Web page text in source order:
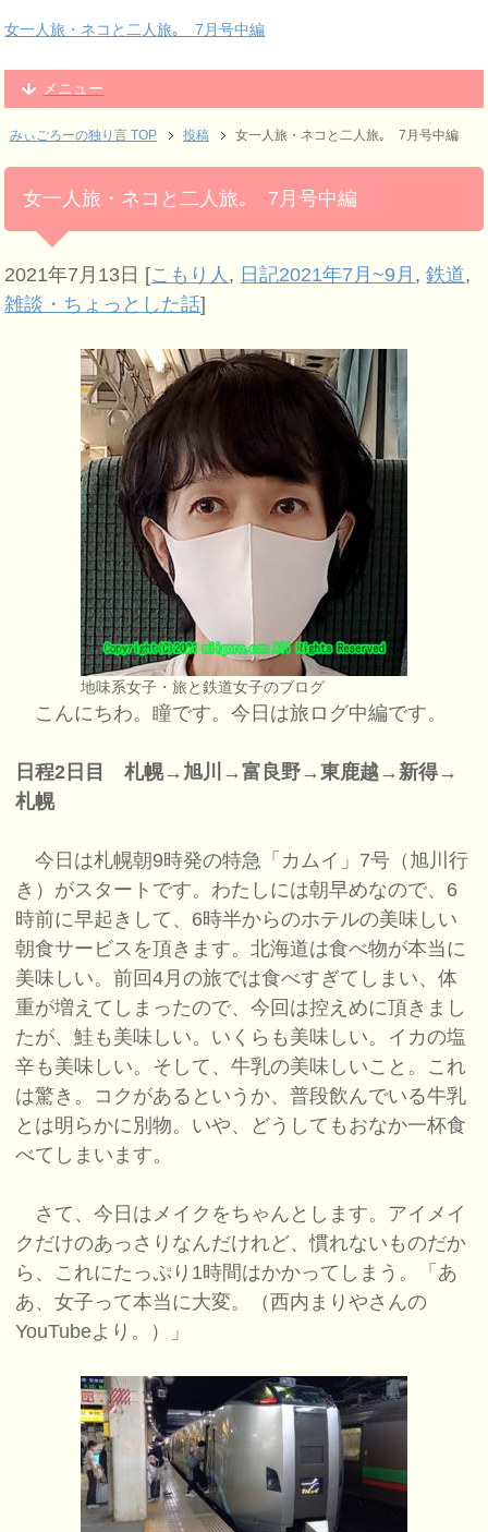
女一人旅・ネコと二人旅｡ 7月号中編
メニュー
みぃごろーの独り言 TOP 投稿 女一人旅・ネコと二人旅｡ 7月号中編
女一人旅・ネコと二人旅｡ 7月号中編
2021年7月13日 [こもり人 , 日記2021年7月~9月 ,鉄道,
雑談・ちょっとした話]
地味系女子・旅と鉄道女子のブログ
こんにちわ。瞳です。今日は旅ログ中編です。
日程2日目 札幌→旭川→富良野→東鹿越→新得→
札幌
今日は札幌朝9時発の特急「カムイ」7号（旭川行
き）がスタートです。わたしには朝早めなので、6
時前に早起きして、6時半からのホテルの美味しい
朝食サービスを頂きます。北海道は食べ物が本当に
美味しい。前回4月の旅では食べすぎてしまい、体
重が増えてしまったので、今回は控えめに頂きまし
たが、鮭も美味しい。いくらも美味しい。イカの塩
辛も美味しい。そして、牛乳の美味しいこと。これ
は驚き。コクがあるというか、普段飲んでいる牛乳
とは明らかに別物。いや、どうしてもおなか一杯食
べてしまいます。
さて、今日はメイクをちゃんとします。アイメイ
クだけのあっさりなんだけれど、慣れないものだか
ら、これにたっぷり1時間はかかってしまう。「あ
あ、女子って本当に大変。（西内まりやさんの
YouTubeより。）」